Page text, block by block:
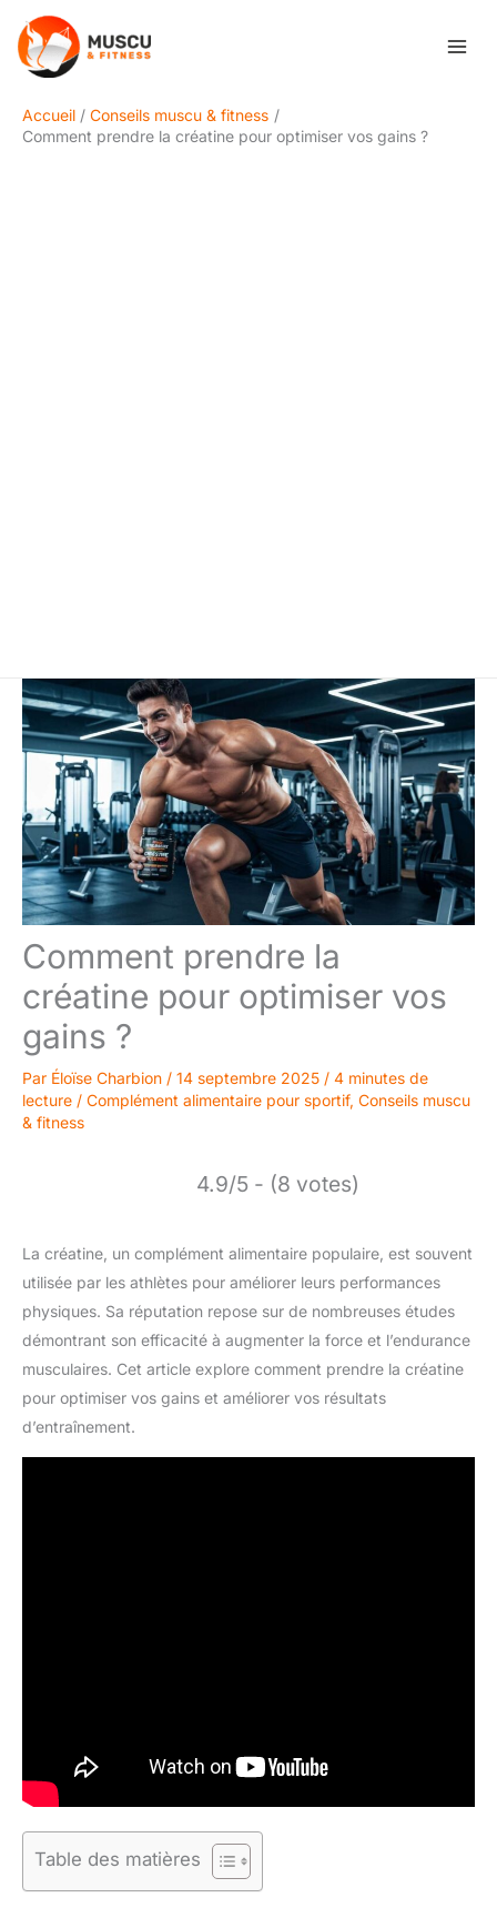
contenu
Accueil
Conseils muscu & fitness
Comment prendre la créatine pour optimiser vos gains ?
Comment prendre la
créatine pour optimiser vos
gains ?
Par Éloïse Charbion / 14 septembre 2025 / 4 minutes de
lecture / Complément alimentaire pour sportif, Conseils muscu
& fitness
4.9/5 - (8 votes)
La créatine, un complément alimentaire populaire, est souvent
utilisée par les athlètes pour améliorer leurs performances
physiques. Sa réputation repose sur de nombreuses études
démontrant son efficacité à augmenter la force et l’endurance
musculaires. Cet article explore comment prendre la créatine
pour optimiser vos gains et améliorer vos résultats
d’entraînement.
Table des matières
Rechercher